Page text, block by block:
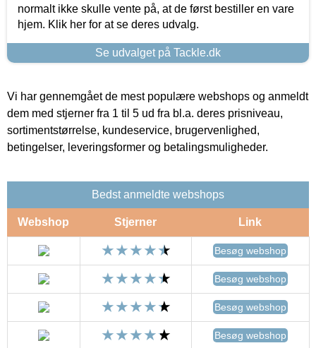
normalt ikke skulle vente på, at de først bestiller en vare
hjem. Klik her for at se deres udvalg.
Se udvalget på Tackle.dk
Vi har gennemgået de mest populære webshops og anmeldt
dem med stjerner fra 1 til 5 ud fra bl.a. deres prisniveau,
sortimentstørrelse, kundeservice, brugervenlighed,
betingelser, leveringsformer og betalingsmuligheder.
Bedst anmeldte webshops
Webshop Stjerner Link
Besøg webshop
Besøg webshop
Besøg webshop
Besøg webshop